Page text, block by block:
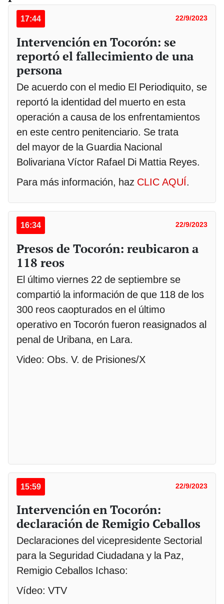
17:44 22/9/2023
Intervención en Tocorón: se
reportó el fallecimiento de una
persona
De acuerdo con el medio El Periodiquito, se
reportó la identidad del muerto en esta
operación a causa de los enfrentamientos
en este centro penitenciario. Se trata
del mayor de la Guardia Nacional
Bolivariana Víctor Rafael Di Mattia Reyes.
Para más información, haz CLIC AQUÍ.
16:34 22/9/2023
Presos de Tocorón: reubicaron a
118 reos
El último viernes 22 de septiembre se
compartió la información de que 118 de los
300 reos caopturados en el último
operativo en Tocorón fueron reasignados al
penal de Uribana, en Lara.
Video: Obs. V. de Prisiones/X
15:59 22/9/2023
Intervención en Tocorón:
declaración de Remigio Ceballos
Declaraciones del vicepresidente Sectorial
para la Seguridad Ciudadana y la Paz,
Remigio Ceballos Ichaso:
Vídeo: VTV